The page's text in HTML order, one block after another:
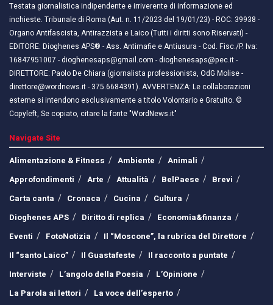
Testata giornalistica indipendente e irriverente di informazione ed
inchieste. Tribunale di Roma (Aut. n. 11/2023 del 19/01/23) - ROC: 39938 -
Organo Antifascista, Antirazzista e Laico (Tutti i diritti sono Riservati) -
EDITORE: Dioghenes APS® - Ass. Antimafie e Antiusura - Cod. Fisc./P. Iva:
16847951007 - dioghenesaps@gmail.com - dioghenesaps@pec.it - ​​
DIRETTORE: Paolo De Chiara (giornalista professionista, OdG Molise -
direttore@wordnews.it - ​​375.6684391). AVVERTENZA: Le collaborazioni
esterne si intendono esclusivamente a titolo Volontario e Gratuito. ©
Copyleft, Se copiato, citare la fonte "WordNews.it"
Navigate Site
Alimentazione & Fitness
Ambiente
Animali
Approfondimenti
Arte Attualità BelPaese
Brevi
Carta canta
Cronaca Cucina
Cultura
Dioghenes APS
Diritto di replica
Economia&finanza
Eventi
FotoNotizia
Il “Moscone”, la rubrica del Direttore
Il “santo Laico”
Il Guastafeste
Il racconto a puntate
Interviste
L’angolo della Poesia
L’Opinione
La Parola ai lettori
La voce dell’esperto